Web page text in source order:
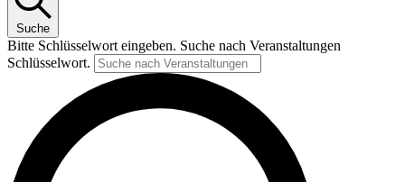
Suche
Bitte Schlüsselwort eingeben. Suche nach Veranstaltungen
Schlüsselwort.